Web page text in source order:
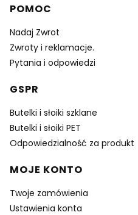
Linki w stopce
POMOC
Nadaj Zwrot
Zwroty i reklamacje.
Pytania i odpowiedzi
GSPR
Butelki i słoiki szklane
Butelki i słoiki PET
Odpowiedzialność za produkt
MOJE KONTO
Twoje zamówienia
Ustawienia konta